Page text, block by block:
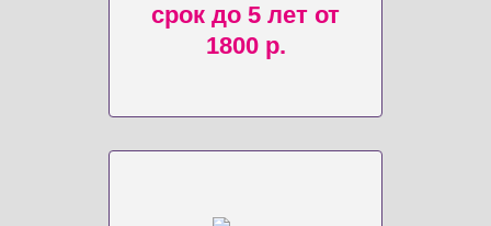
срок до 5 лет от
1800 р.